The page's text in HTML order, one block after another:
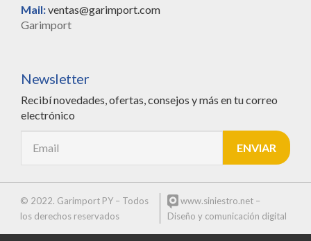
Mail:ventas@garimport.com
Garimport
Newsletter
Recibí novedades, ofertas, consejos y más en tu correo
electrónico
© 2022. Garimport PY – Todos
los derechos reservados
www.siniestro.net –
Diseño y comunicación digital